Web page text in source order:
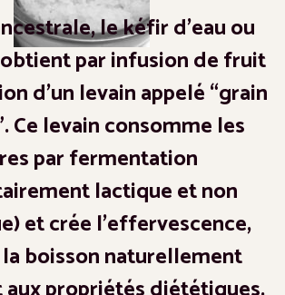
le kéfir d’eau ou
par infusion de fruit
d’un levain appelé “grain
Ce levain consomme les
par fermentation
lactique et non
et crée l’effervescence,
boisson naturellement